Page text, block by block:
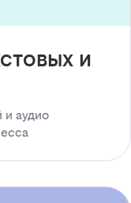
и
и аудио